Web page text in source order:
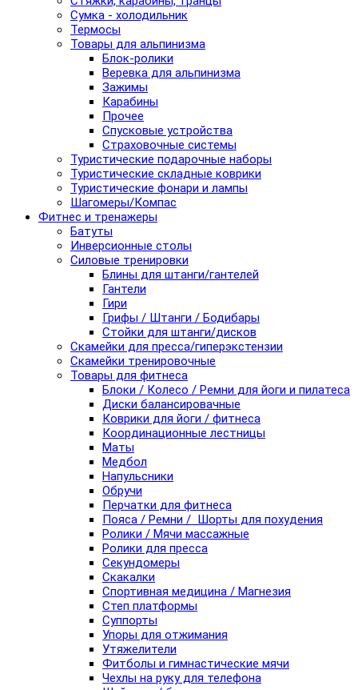
Сумка - холодильник
Термосы
Товары для альпинизма
Блок-ролики
Веревка для альпинизма
Зажимы
Карабины
Прочее
Спусковые устройства
Страховочные системы
Туристические подарочные наборы
Туристические складные коврики
Туристические фонари и лампы
Шагомеры/Компас
Фитнес и тренажеры
Батуты
Инверсионные столы
Силовые тренировки
Блины для штанги/гантелей
Гантели
Гири
Грифы / Штанги / Бодибары
Стойки для штанги/дисков
Скамейки для пресса/гиперэкстензии
Скамейки тренировочные
Товары для фитнеса
Блоки / Колесо / Ремни для йоги и пилатеса
Диски балансировачные
Коврики для йоги / фитнеса
Координационные лестницы
Маты
Медбол
Напульсники
Обручи
Перчатки для фитнеса
Пояса / Ремни / Шорты для похудения
Ролики / Мячи массажные
Ролики для пресса
Секундомеры
Скакалки
Спортивная медицина / Магнезия
Степ платформы
Суппорты
Упоры для отжимания
Утяжелители
Фитболы и гимнастические мячи
Чехлы на руку для телефона